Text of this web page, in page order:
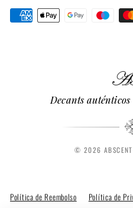
Decants auténticos
© 2026
Política de Reembolso Política de